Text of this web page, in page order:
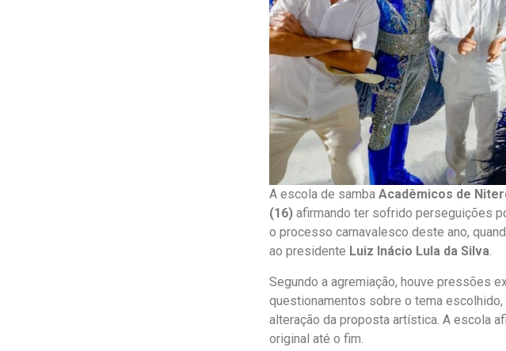
A escola de samba Acadêmicos de
(16) afirmando ter sofrido perseguições
o processo carnavalesco deste ano,
ao presidente Luiz Inácio Lula da Silva.
Segundo a agremiação, houve pressões
questionamentos sobre o tema
alteração da proposta artística. A escola
original até o fim.